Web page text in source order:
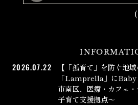
(
2026.07.22
【「孤育て」を防ぐ地
「Lamprella」に
市南区、医療・カフェ
子育て支援拠点〜